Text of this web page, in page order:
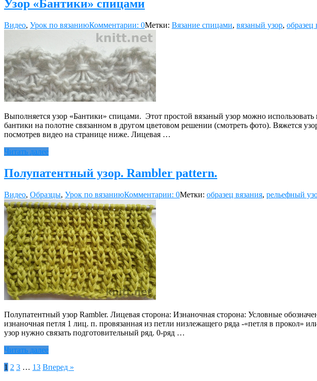
Узор «Бантики» спицами
Видео, Урок по вязаниюКомментарии: 0Метки: Вязание спицами, вязаный узор, образец
Выполняется узор «Бантики» спицами. Этот простой вязаный узор можно
бантики на полотне связанном в другом цветовом решении (смотреть фото). Вяжется
посмотрев видео на странице ниже. Лицевая …
Читать далее
Полупатентный узор. Rambler pattern.
Видео, Образцы, Урок по вязаниюКомментарии: 0Метки: образец вязания, рельефный
Полупатентный узор Rambler. Лицевая сторона: Изнаночная сторона: Условные
изнаночная петля 1 лиц. п. провязанная из петли низлежащего ряда -«петля в прокол»
узор нужно связать подготовительный ряд. 0-ряд …
Читать далее
Пагинация
1 2 3 … 13 Вперед »